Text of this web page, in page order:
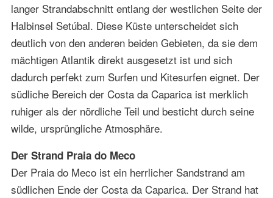
langer Strandabschnitt entlang der westlichen Seite der
Halbinsel Setúbal. Diese Küste unterscheidet sich
deutlich von den anderen beiden Gebieten, da sie dem
mächtigen Atlantik direkt ausgesetzt ist und sich
dadurch perfekt zum Surfen und Kitesurfen eignet. Der
südliche Bereich der Costa da Caparica ist merklich
ruhiger als der nördliche Teil und besticht durch seine
wilde, ursprüngliche Atmosphäre.
Der Strand Praia do Meco
Der Praia do Meco ist ein herrlicher Sandstrand am
südlichen Ende der Costa da Caparica. Der Strand hat